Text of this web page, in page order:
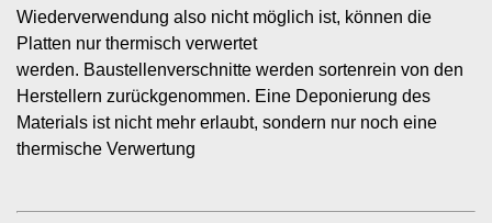
Wiederverwendung also nicht möglich ist, können die
Platten nur thermisch verwertet
werden. Baustellenverschnitte werden sortenrein von den
Herstellern zurückgenommen. Eine Deponierung des
Materials ist nicht mehr erlaubt, sondern nur noch eine
thermische Verwertung